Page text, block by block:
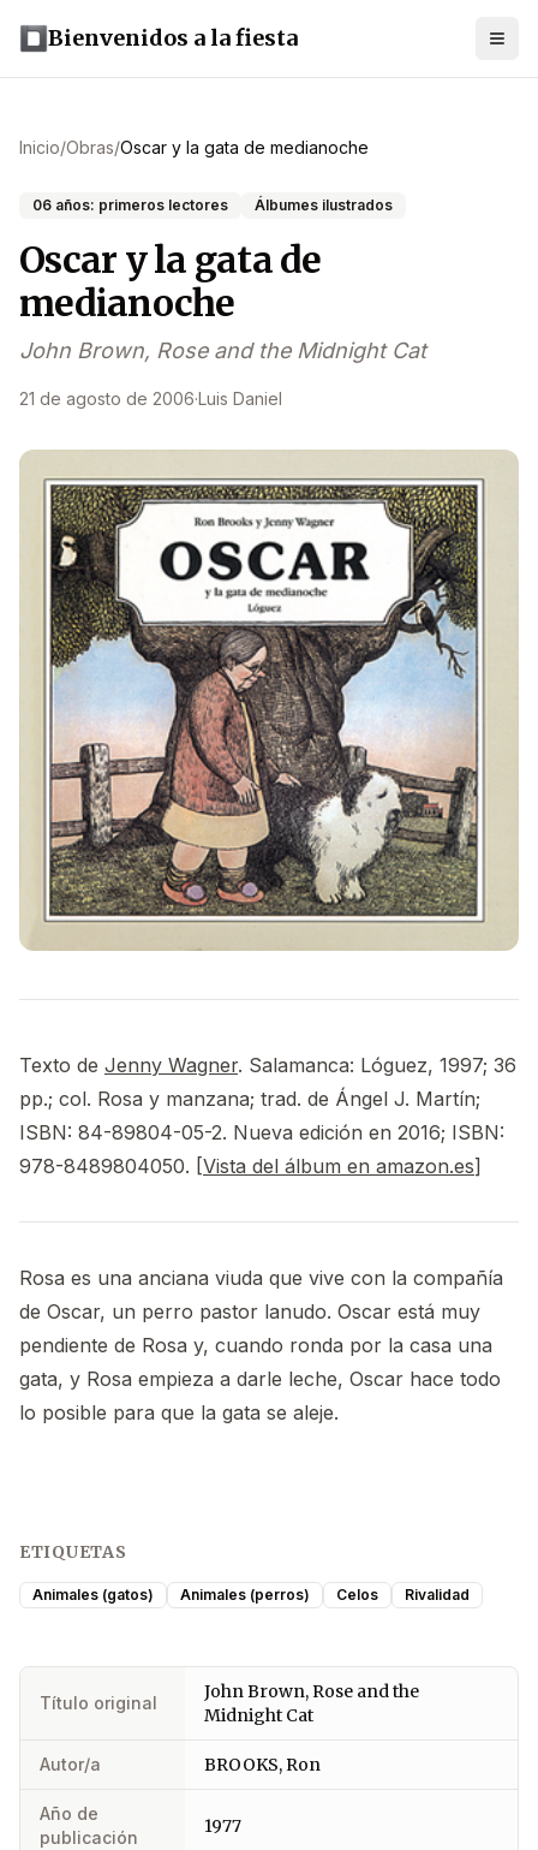
Bienvenidos a la fiesta
Inicio/Obras/Oscar y la gata de medianoche
06 años: primeros lectores Álbumes ilustrados
Oscar y la gata de
medianoche
John Brown, Rose and the Midnight Cat
21 de agosto de 2006·Luis Daniel
Texto de Jenny Wagner. Salamanca: Lóguez, 1997; 36
pp.; col. Rosa y manzana; trad. de Ángel J. Martín;
ISBN: 84-89804-05-2. Nueva edición en 2016; ISBN:
978-8489804050. [Vista del álbum en amazon.es]
Rosa es una anciana viuda que vive con la compañía
de Oscar, un perro pastor lanudo. Oscar está muy
pendiente de Rosa y, cuando ronda por la casa una
gata, y Rosa empieza a darle leche, Oscar hace todo
lo posible para que la gata se aleje.
ETIQUETAS
Animales (gatos) Animales (perros) Celos Rivalidad
Título original
John Brown, Rose and the
Midnight Cat
Autor/a BROOKS, Ron
Año de
publicación
1977